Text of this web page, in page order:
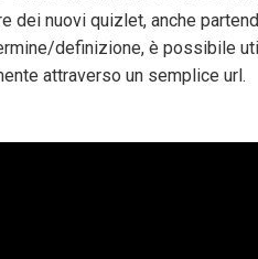
dei nuovi quizlet, anche
definizione, è possibile
attraverso un semplice url.